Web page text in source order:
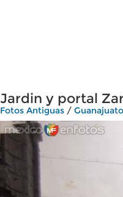
Jardin y portal
Fotos Antiguas / Guanajuato